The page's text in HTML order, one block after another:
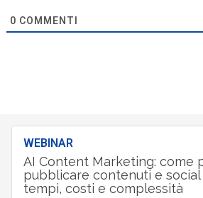
0 COMMENTI
WEBINAR
AI Content Marketing: come
pubblicare contenuti e
tempi, costi e complessità